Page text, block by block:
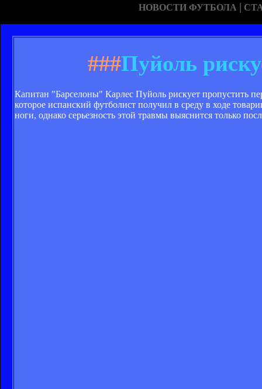
НОВОСТИ ФУТБОЛА |
###Пуйоль
Капитан "Барселоны" Карлес Пуйоль рискует пропустить
которое испанский футболист получил в среду в ходе
ноги, однако серьезность этой травмы выяснится только